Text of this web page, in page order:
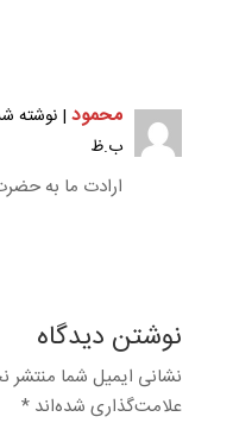
محمود
ب.ظ
ارادت ما به
نوشتن دیدگاه
نشانی ایمیل شما منتشر
علامت‌گذاری شده‌اند *